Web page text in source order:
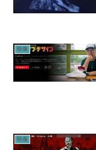
映像
映像